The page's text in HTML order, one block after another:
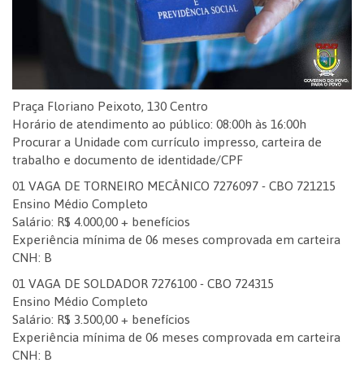
Praça Floriano Peixoto, 130 Centro
Horário de atendimento ao público: 08:00h às 16:00h
Procurar a Unidade com currículo impresso, carteira de
trabalho e documento de identidade/CPF
01 VAGA DE TORNEIRO MECÂNICO 7276097 - CBO 721215
Ensino Médio Completo
Salário: R$ 4.000,00 + benefícios
Experiência mínima de 06 meses comprovada em carteira
CNH: B
01 VAGA DE SOLDADOR 7276100 - CBO 724315
Ensino Médio Completo
Salário: R$ 3.500,00 + benefícios
Experiência mínima de 06 meses comprovada em carteira
CNH: B